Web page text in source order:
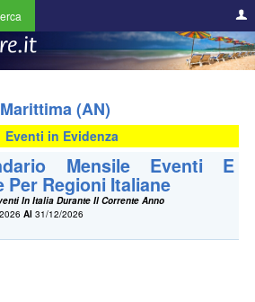
(AN)
Eventi in Evidenza
Mensile Eventi E
Per Regioni Italiane
In Italia Durante Il Corrente Anno
Al 31/12/2026